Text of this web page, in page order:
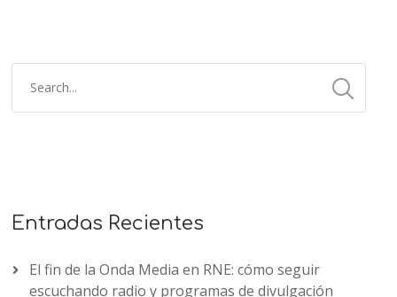
Entradas Recientes
El fin de la Onda Media en RNE: cómo seguir
escuchando radio y programas de divulgación